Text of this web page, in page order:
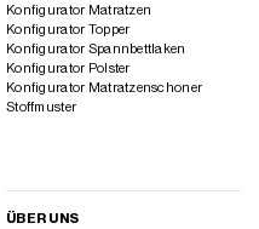
Konfigurator Matratzen
Konfigurator Topper
Konfigurator Spannbettlaken
Konfigurator Polster
Konfigurator Matratzenschoner
Stoffmuster
ÜBER UNS